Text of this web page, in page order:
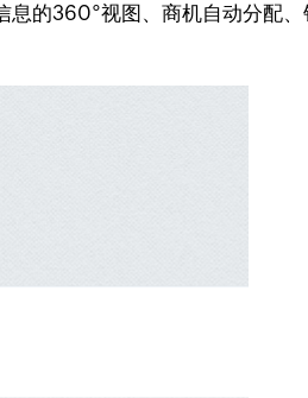
的360°视图、商机自动分配